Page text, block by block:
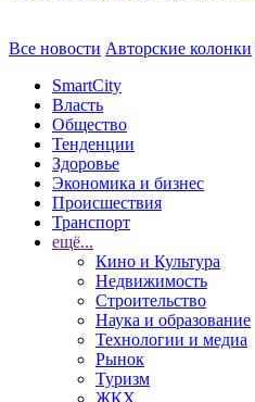
Все новости Авторские колонки
SmartCity
Власть
Общество
Тенденции
Здоровье
Экономика и бизнес
Происшествия
Транспорт
ещё...
Кино и Культура
Недвижимость
Строительство
Наука и образование
Технологии и медиа
Рынок
Туризм
ЖКХ